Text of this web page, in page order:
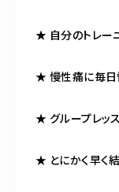
★ 自分のトレー
★ 慢性痛に毎日
★ グループレッ
★ とにかく早く